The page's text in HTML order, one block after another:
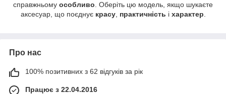
справжньому особливо . Оберіть цю модель, якщо шукаєте
аксесуар, що поєднує красу, практичність і характер
Про нас
100% позитивних з 62 відгуків за рік
Працює з 22.04.2016